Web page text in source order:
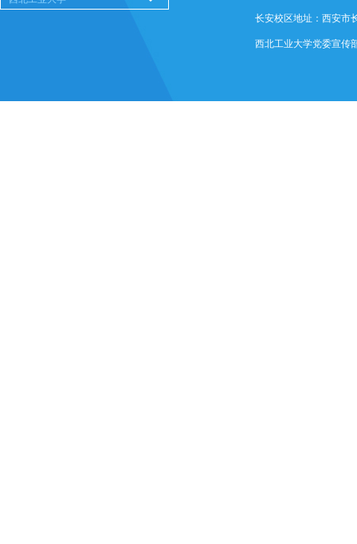
长安校区地址：西安市
西北工业大学党委宣传